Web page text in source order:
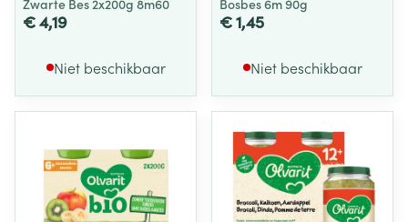
Zwarte Bes 2x200g 8m60
€ 4,19
Niet beschikbaar
Bosbes 6m 90g
€ 1,45
Niet beschikbaar